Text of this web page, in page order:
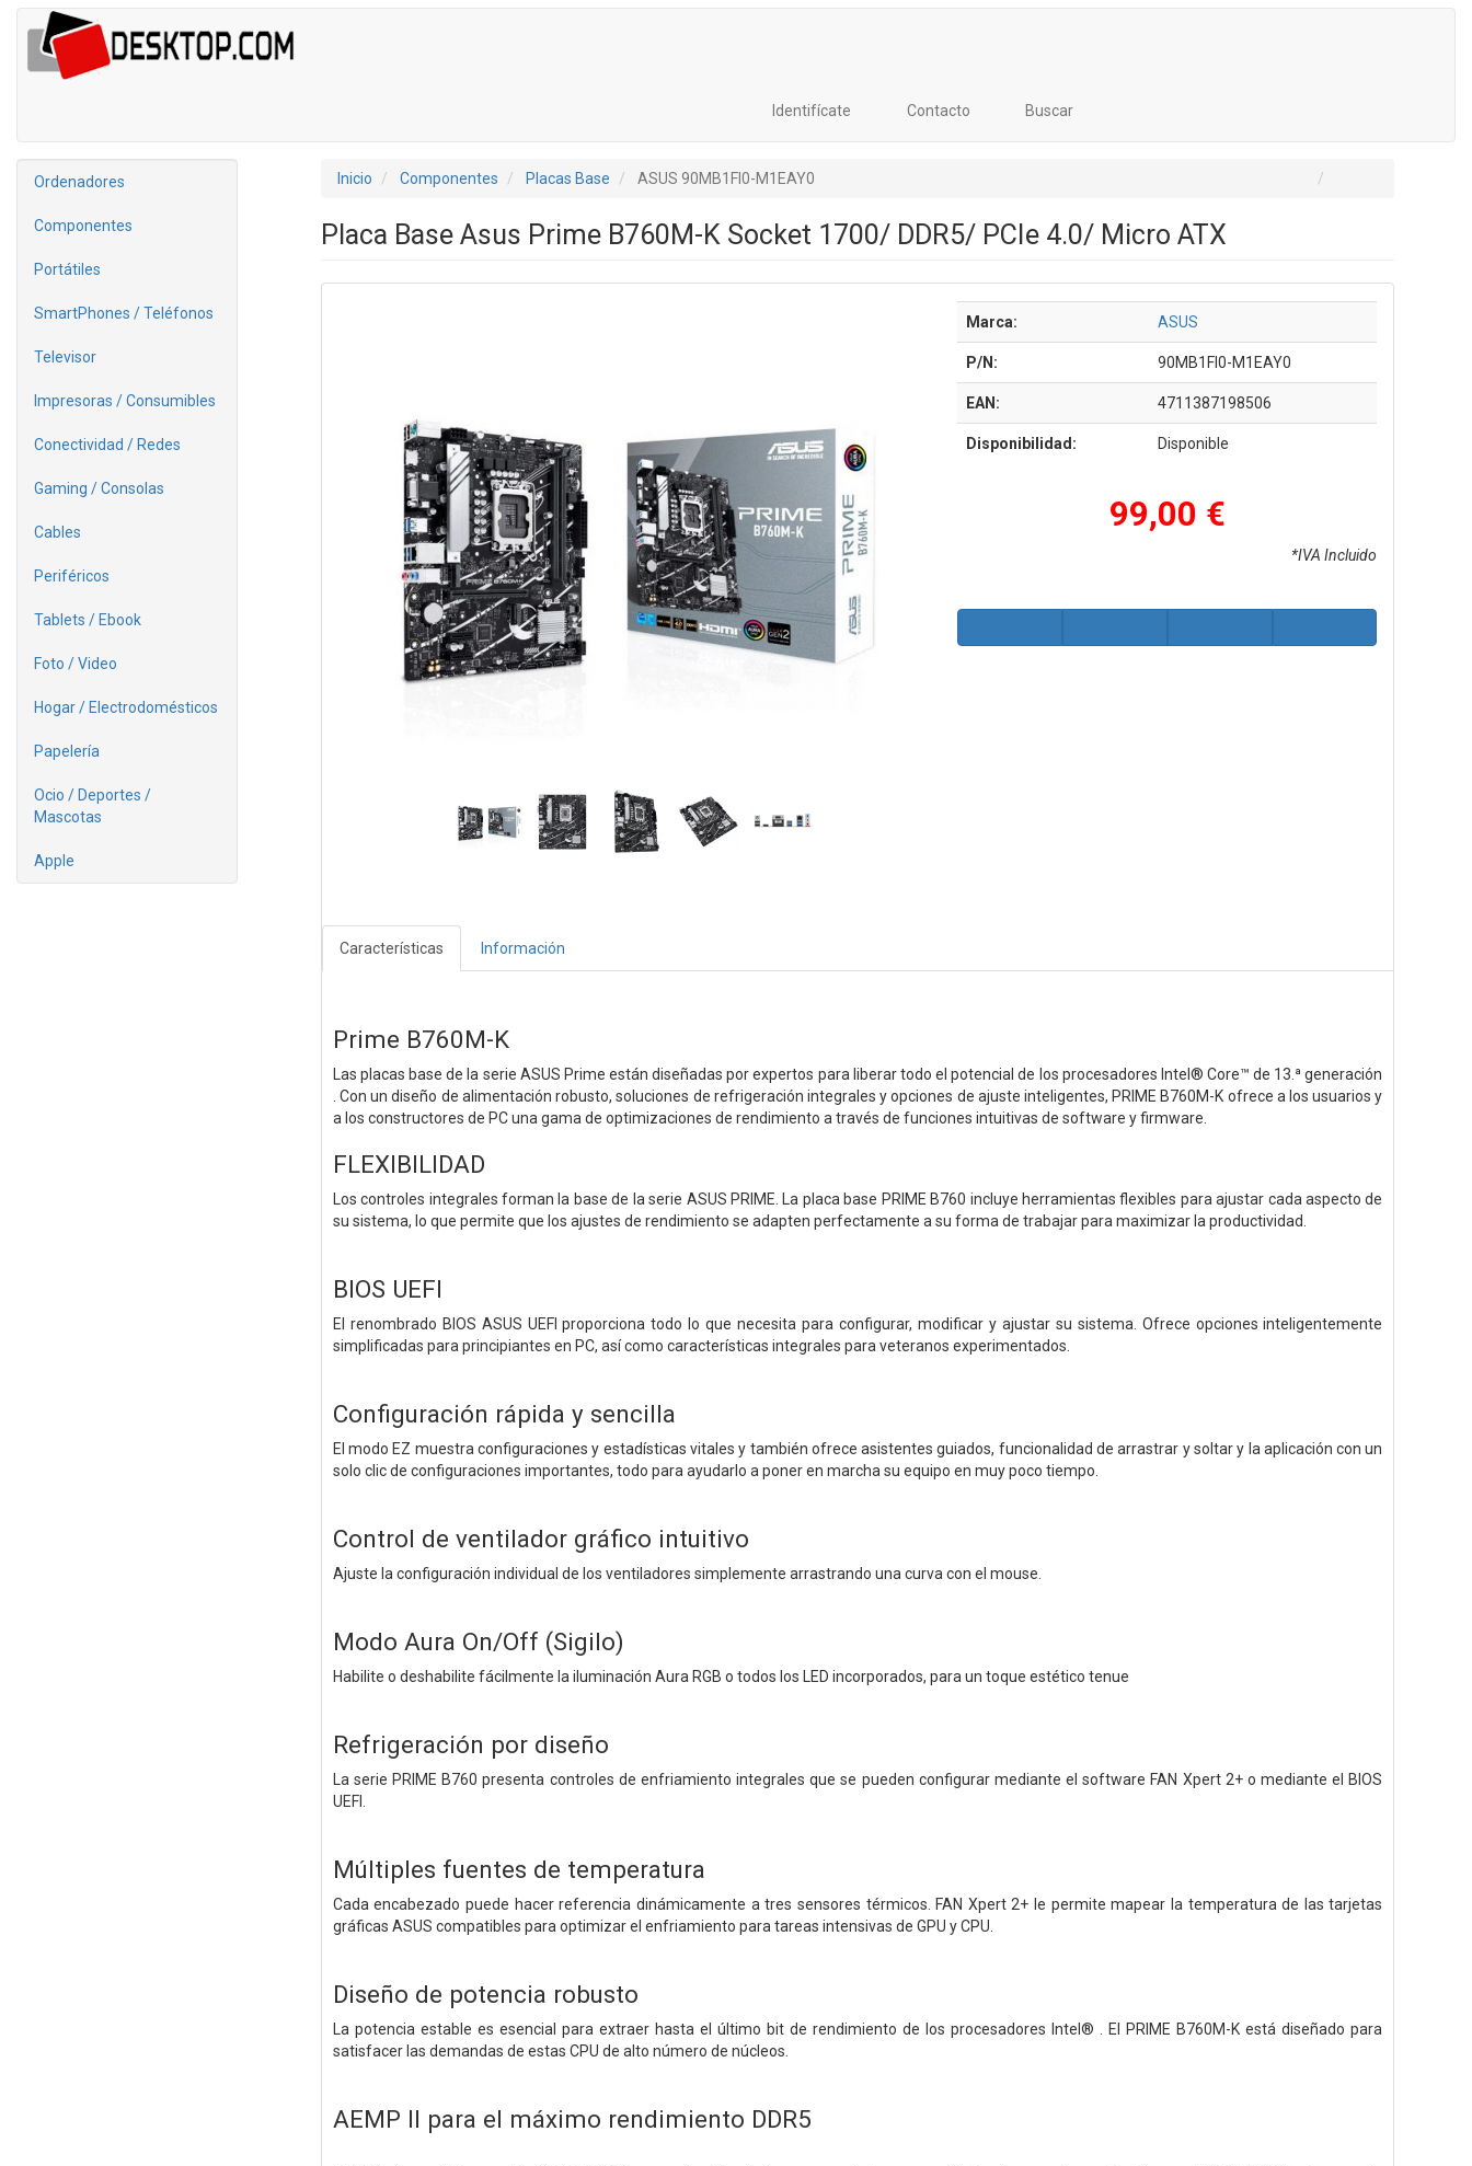
Identifícate Contacto Buscar
Ordenadores
Componentes
Portátiles
SmartPhones / Teléfonos
Televisor
Impresoras / Consumibles
Conectividad / Redes
Gaming / Consolas
Cables
Periféricos
Tablets / Ebook
Foto / Video
Hogar / Electrodomésticos
Papelería
Ocio / Deportes /
Mascotas
Apple
Inicio Componentes Placas Base ASUS 90MB1FI0-M1EAY0
Placa Base Asus Prime B760M-K Socket 1700/ DDR5/ PCIe 4.0/ Micro ATX
Marca: ASUS
P/N: 90MB1FI0-M1EAY0
EAN: 4711387198506
Disponibilidad: Disponible
99,00 €
*IVA Incluido
Características Información
Prime B760M-K
Las placas base de la serie ASUS Prime están diseñadas por expertos para liberar todo el potencial de los procesadores Intel® Core™ de 13.ª generación
. Con un diseño de alimentación robusto, soluciones de refrigeración integrales y opciones de ajuste inteligentes, PRIME B760M-K ofrece a los usuarios y
a los constructores de PC una gama de optimizaciones de rendimiento a través de funciones intuitivas de software y firmware.
FLEXIBILIDAD
Los controles integrales forman la base de la serie ASUS PRIME. La placa base PRIME B760 incluye herramientas flexibles para ajustar cada aspecto de
su sistema, lo que permite que los ajustes de rendimiento se adapten perfectamente a su forma de trabajar para maximizar la productividad.
BIOS UEFI
El renombrado BIOS ASUS UEFI proporciona todo lo que necesita para configurar, modificar y ajustar su sistema. Ofrece opciones inteligentemente
simplificadas para principiantes en PC, así como características integrales para veteranos experimentados.
Configuración rápida y sencilla
El modo EZ muestra configuraciones y estadísticas vitales y también ofrece asistentes guiados, funcionalidad de arrastrar y soltar y la aplicación con un
solo clic de configuraciones importantes, todo para ayudarlo a poner en marcha su equipo en muy poco tiempo.
Control de ventilador gráfico intuitivo
Ajuste la configuración individual de los ventiladores simplemente arrastrando una curva con el mouse.
Modo Aura On/Off (Sigilo)
Habilite o deshabilite fácilmente la iluminación Aura RGB o todos los LED incorporados, para un toque estético tenue
Refrigeración por diseño
La serie PRIME B760 presenta controles de enfriamiento integrales que se pueden configurar mediante el software FAN Xpert 2+ o mediante el BIOS
UEFI.
Múltiples fuentes de temperatura
Cada encabezado puede hacer referencia dinámicamente a tres sensores térmicos. FAN Xpert 2+ le permite mapear la temperatura de las tarjetas
gráficas ASUS compatibles para optimizar el enfriamiento para tareas intensivas de GPU y CPU.
Diseño de potencia robusto
La potencia estable es esencial para extraer hasta el último bit de rendimiento de los procesadores Intel® . El PRIME B760M-K está diseñado para
satisfacer las demandas de estas CPU de alto número de núcleos.
AEMP II para el máximo rendimiento DDR5